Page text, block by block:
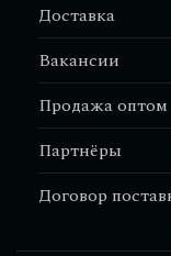
Доставка
Вакансии
Продажа оптом
Партнёры
Договор